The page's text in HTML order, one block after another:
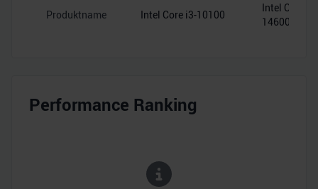
Produktname Intel Core i3-10100
Intel Core i5-
14600T
Performance Ranking